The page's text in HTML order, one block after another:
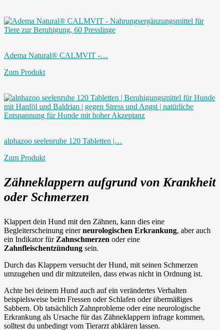
Adema Natural® CALMVIT -…
Zum Produkt
alphazoo seelenruhe 120 Tabletten |…
Zum Produkt
Zähneklappern aufgrund von Krankheit
oder Schmerzen
Klappert dein Hund mit den Zähnen, kann dies eine
Begleiterscheinung einerneurologischen Erkrankung, aber auch
ein Indikator für Zahnschmerzen oder eine
Zahnfleischentzündung sein.
Durch das Klappern versucht der Hund, mit seinen Schmerzen
umzugehen und dir mitzuteilen, dass etwas nicht in Ordnung ist.
Achte bei deinem Hund auch auf ein verändertes Verhalten
beispielsweise beim Fressen oder Schlafen oder übermäßiges
Sabbern. Ob tatsächlich Zahnprobleme oder eine neurologische
Erkrankung als Ursache für das Zähneklappern infrage kommen,
solltest du unbedingt vom Tierarzt abklären lassen.